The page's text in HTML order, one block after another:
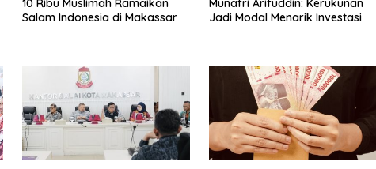
10 Ribu Muslimah Ramaikan
Salam Indonesia di Makassar
Munafri Arifuddin: Kerukunan
Jadi Modal Menarik Investasi